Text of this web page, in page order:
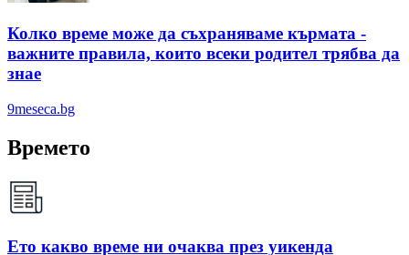
Колко време може да съхраняваме кърмата -
важните правила, които всеки родител трябва да
знае
9meseca.bg
Времето
Ето какво време ни очаква през уикенда